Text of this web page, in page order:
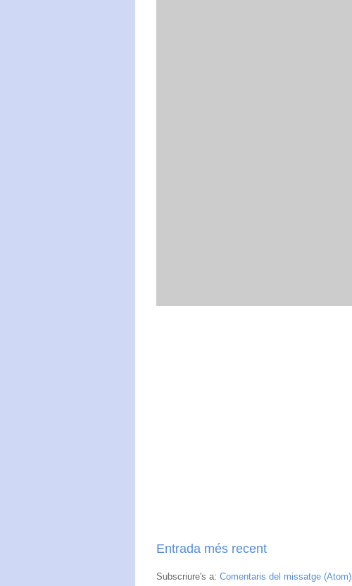
Entrada més recent
Subscriure's a: Comentaris del missatge (Atom)